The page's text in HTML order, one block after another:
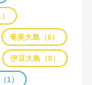
奄美大島（6）
伊豆大島（8）
1）